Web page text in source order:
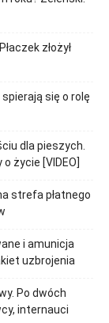
złożył
się o rolę
dla pieszych.
życie [VIDEO]
strefa płatnego
i amunicja
uzbrojenia
Po dwóch
internauci